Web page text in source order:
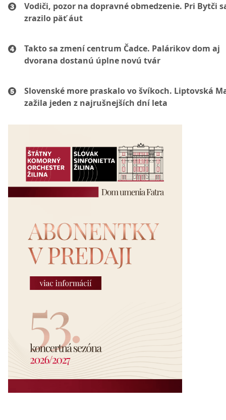
Vodiči, pozor na dopravné obmedzenie. Pri Bytči
zrazilo päť áut
Takto sa zmení centrum Čadce. Palárikov dom aj
dvorana dostanú úplne novú tvár
Slovenské more praskalo vo švíkoch. Liptovská
zažila jeden z najrušnejších dní leta